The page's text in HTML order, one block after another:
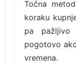
Točna
koraku
pa
pogotovo
vremena.